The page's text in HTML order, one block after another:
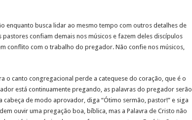
enquanto busca lidar ao mesmo tempo com outros detalhes de
confiam demais nos músicos e fazem deles discípulos
conflito com o trabalho do pregador. Não confie nos músicos,
o canto congregacional perde a catequese do coração, que é o
está continuamente pregando, as palavras do pregador serão
de modo aprovador, diga “Ótimo sermão, pastor!” e siga
ouvir uma pregação boa, bíblica, mas a Palavra de Cristo não